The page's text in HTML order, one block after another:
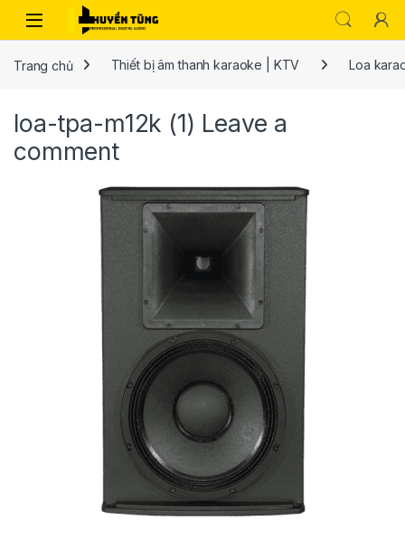
Trang chủ Thiết bị âm thanh karaoke | KTV Loa
loa-tpa-m12k (1) Leave a
comment